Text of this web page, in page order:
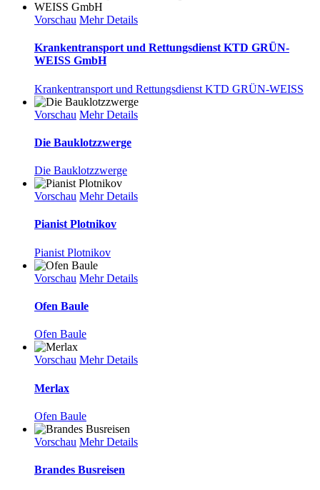
Vorschau Mehr Details
Krankentransport und Rettungsdienst KTD GRÜN-
WEISS GmbH
Krankentransport und Rettungsdienst KTD GRÜN-WEISS
Vorschau Mehr Details
Die Bauklotzzwerge
Die Bauklotzzwerge
Vorschau Mehr Details
Pianist Plotnikov
Pianist Plotnikov
Vorschau Mehr Details
Ofen Baule
Ofen Baule
Vorschau Mehr Details
Merlax
Ofen Baule
Vorschau Mehr Details
Brandes Busreisen